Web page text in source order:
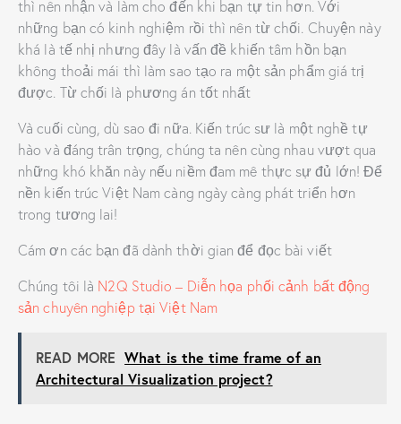
thì nên nhận và làm cho đến khi bạn tự tin hơn. Với
những bạn có kinh nghiệm rồi thì nên từ chối. Chuyện này
khá là tế nhị nhưng đây là vấn đề khiến tâm hồn bạn
không thoải mái thì làm sao tạo ra một sản phẩm giá trị
được. Từ chối là phương án tốt nhất
Và cuối cùng, dù sao đi nữa. Kiến trúc sư là một nghề tự
hào và đáng trân trọng, chúng ta nên cùng nhau vượt qua
những khó khăn này nếu niềm đam mê thực sự đủ lớn! Để
nền kiến trúc Việt Nam càng ngày càng phát triển hơn
trong tương lai!
Cám ơn các bạn đã dành thời gian để đọc bài viết
Chúng tôi là N2Q Studio – Diễn họa phối cảnh bất động
sản chuyên nghiệp tại Việt Nam
READ MORE What is the time frame of an
Architectural Visualization project?